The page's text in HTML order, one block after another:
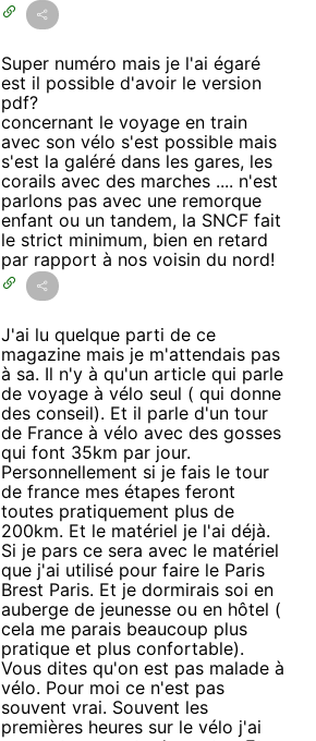
Super numéro mais je l'ai égaré
est il possible d'avoir le version
pdf?
concernant le voyage en train
avec son vélo s'est possible mais
s'est la galéré dans les gares, les
corails avec des marches .... n'est
parlons pas avec une remorque
enfant ou un tandem, la SNCF fait
le strict minimum, bien en retard
par rapport à nos voisin du nord!
J'ai lu quelque parti de ce
magazine mais je m'attendais pas
à sa. Il n'y à qu'un article qui parle
de voyage à vélo seul ( qui donne
des conseil). Et il parle d'un tour
de France à vélo avec des gosses
qui font 35km par jour.
Personnellement si je fais le tour
de france mes étapes feront
toutes pratiquement plus de
200km. Et le matériel je l'ai déjà.
Si je pars ce sera avec le matériel
que j'ai utilisé pour faire le Paris
Brest Paris. Et je dormirais soi en
auberge de jeunesse ou en hôtel (
cela me parais beaucoup plus
pratique et plus confortable).
Vous dites qu'on est pas malade à
vélo. Pour moi ce n'est pas
souvent vrai. Souvent les
premières heures sur le vélo j'ai